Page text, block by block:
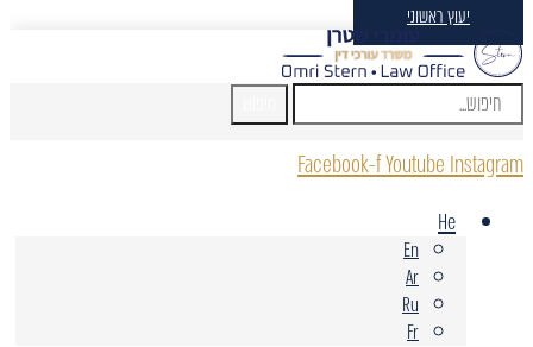
יעוץ ראשוני
Facebook-fYoutube Instagram
He
En
Ar
Ru
Fr